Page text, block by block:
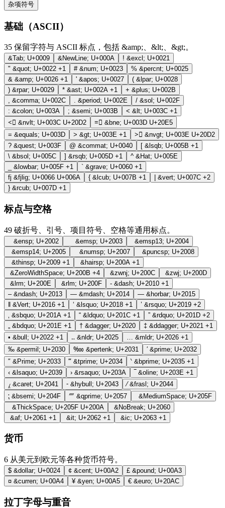
杂项符号
基础（ASCII）
35 保留字符与 ASCII 标点，包括 &amp;、&lt;、&gt;。
&Tab; U+0009 &NewLine; U+000A ! &excl; U+0021
" &quot; U+0022 +1 # &num; U+0023 % &percnt; U+0025
& &amp; U+0026 +1 ' &apos; U+0027 ( &lpar; U+0028
) &rpar; U+0029 * &ast; U+002A +1 + &plus; U+002B
, &comma; U+002C . &period; U+002E / &sol; U+002F
: &colon; U+003A ; &semi; U+003B < &lt; U+003C +1
<⃒ &nvlt; U+003C U+20D2 =⃥ &bne; U+003D U+20E5
= &equals; U+003D > &gt; U+003E +1 >⃒ &nvgt; U+003E U+20D2
? &quest; U+003F @ &commat; U+0040 [ &lsqb; U+005B +1
\ &bsol; U+005C ] &rsqb; U+005D +1 ^ &Hat; U+005E
&lowbar; U+005F +1 ` &grave; U+0060 +1
fj &fjlig; U+0066 U+006A { &lcub; U+007B +1 &vert; U+007C +2
} &rcub; U+007D +1
标点与空格
49 破折号、引号、项目符号、空格等通用标点。
&ensp; U+2002 &emsp; U+2003 &emsp13; U+2004
&emsp14; U+2005 &numsp; U+2007 &puncsp; U+2008
&thinsp; U+2009 +1 &hairsp; U+200A +1
&ZeroWidthSpace; U+200B +4 &zwnj; U+200C &zwj; U+200D
&lrm; U+200E &rlm; U+200F ‐ &dash; U+2010 +1
– &ndash; U+2013 — &mdash; U+2014 ― &horbar; U+2015
‖ &Vert; U+2016 +1 ‘ &lsquo; U+2018 +1 ’ &rsquo; U+2019 +2
&sbquo; U+201A +1 “ &ldquo; U+201C +1 ” &rdquo; U+201D +2
&bdquo; U+201E +1 † &dagger; U+2020 ‡ &ddagger; U+2021 +1
• &bull; U+2022 +1 ‥ &nldr; U+2025 &mldr; U+2026 +1
‰ &permil; U+2030 ‱ &pertenk; U+2031 ′ &prime; U+2032
″ &Prime; U+2033 ‴ &tprime; U+2034 ‵ &bprime; U+2035 +1
‹ &lsaquo; U+2039 › &rsaquo; U+203A ‾ &oline; U+203E +1
⁁ &caret; U+2041 ⁃ &hybull; U+2043 ⁄ &frasl; U+2044
⁏ &bsemi; U+204F ⁗ &qprime; U+2057 &MediumSpace; U+205F
&ThickSpace; U+205F U+200A &NoBreak; U+2060
&af; U+2061 +1 &it; U+2062 +1 &ic; U+2063 +1
货币
6 从美元到欧元等各种货币符号。
$ &dollar; U+0024 ¢ &cent; U+00A2 £ &pound; U+00A3
¤ &curren; U+00A4 ¥ &yen; U+00A5 € &euro; U+20AC
拉丁字母与重音